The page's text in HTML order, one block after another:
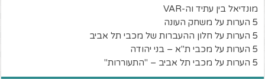
מונדיאל בין עתיד וה-VAR
5 הערות על משחק העונה
5 הערות על חלון ההעברות של מכבי תל אביב
5 הערות על מכבי ת"א – בני יהודה
5 הערות על מכבי תל אביב – "התעוררות"